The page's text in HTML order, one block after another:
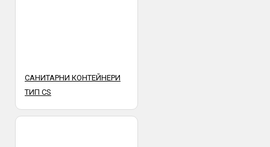
САНИТАРНИ КОНТЕЙНЕРИ
ТИП CS